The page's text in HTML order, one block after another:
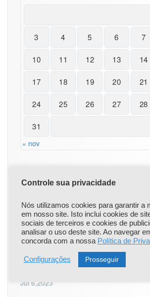
3 4 5 6 7
10 11 12 13 14
17 18 19 20 21
24 25 26 27 28
31
« nov
Popular Recent Comentário
Comunicado Importante
Apr 22,2021
ONLINE: LAUDO PERICIAL DE
Jul 6,2023
Controle sua privacidade
Nós utilizamos cookies para garantir a
em nosso site. Isto inclui cookies de
sociais de terceiros e cookies de
analisar o uso deste site. Ao navegar
concorda com a nossa Política de
Configurações Prosseguir